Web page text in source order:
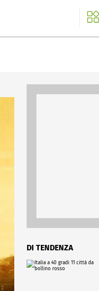
DI TENDENZA